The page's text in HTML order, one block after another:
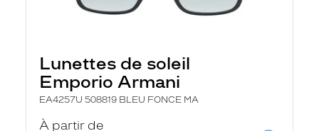
Lunettes de soleil
Emporio Armani
EA4257U 508819 BLEU FONCE MA
À partir de